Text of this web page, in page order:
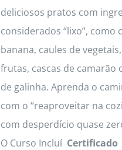
deliciosos pratos com
considerados “lixo”, como
banana, caules de
frutas, cascas de camarão
de galinha. Aprenda o
com o “reaproveitar na
com desperdício quase
O Curso Incluí Certificado